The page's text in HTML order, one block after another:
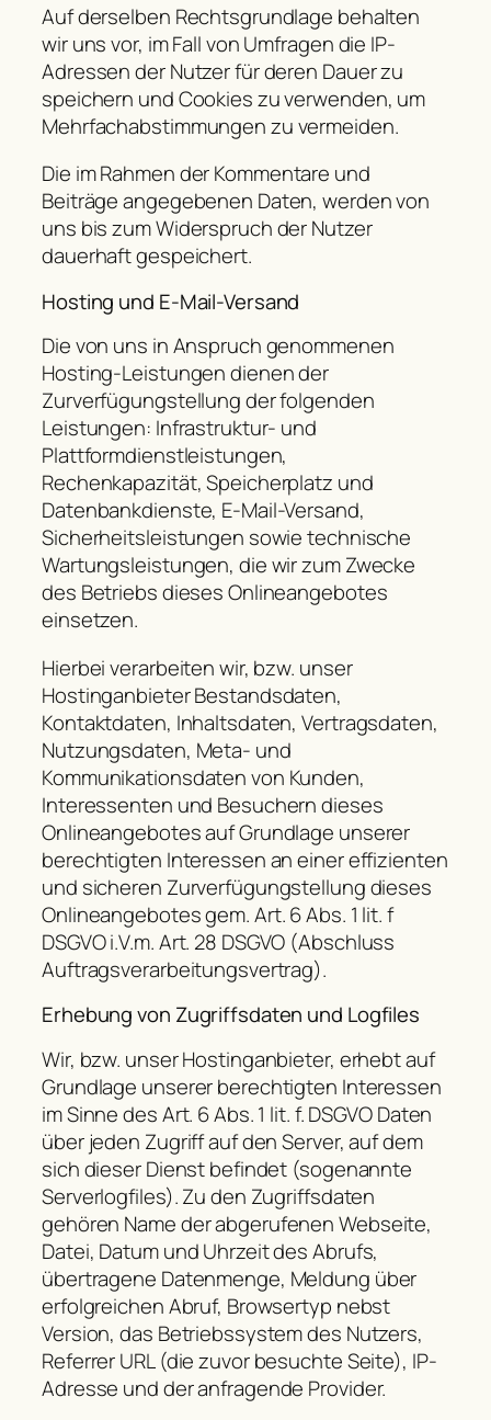
Auf derselben Rechtsgrundlage behalten
wir uns vor, im Fall von Umfragen die IP-
Adressen der Nutzer für deren Dauer zu
speichern und Cookies zu verwenden, um
Mehrfachabstimmungen zu vermeiden.
Die im Rahmen der Kommentare und
Beiträge angegebenen Daten, werden von
uns bis zum Widerspruch der Nutzer
dauerhaft gespeichert.
Hosting und E-Mail-Versand
Die von uns in Anspruch genommenen
Hosting-Leistungen dienen der
Zurverfügungstellung der folgenden
Leistungen: Infrastruktur- und
Plattformdienstleistungen,
Rechenkapazität, Speicherplatz und
Datenbankdienste, E-Mail-Versand,
Sicherheitsleistungen sowie technische
Wartungsleistungen, die wir zum Zwecke
des Betriebs dieses Onlineangebotes
einsetzen.
Hierbei verarbeiten wir, bzw. unser
Hostinganbieter Bestandsdaten,
Kontaktdaten, Inhaltsdaten, Vertragsdaten,
Nutzungsdaten, Meta- und
Kommunikationsdaten von Kunden,
Interessenten und Besuchern dieses
Onlineangebotes auf Grundlage unserer
berechtigten Interessen an einer effizienten
und sicheren Zurverfügungstellung dieses
Onlineangebotes gem. Art. 6 Abs. 1 lit. f
DSGVO i.V.m. Art. 28 DSGVO (Abschluss
Auftragsverarbeitungsvertrag).
Erhebung von Zugriffsdaten und Logfiles
Wir, bzw. unser Hostinganbieter, erhebt auf
Grundlage unserer berechtigten Interessen
im Sinne des Art. 6 Abs. 1 lit. f. DSGVO Daten
über jeden Zugriff auf den Server, auf dem
sich dieser Dienst befindet (sogenannte
Serverlogfiles). Zu den Zugriffsdaten
gehören Name der abgerufenen Webseite,
Datei, Datum und Uhrzeit des Abrufs,
übertragene Datenmenge, Meldung über
erfolgreichen Abruf, Browsertyp nebst
Version, das Betriebssystem des Nutzers,
Referrer URL (die zuvor besuchte Seite), IP-
Adresse und der anfragende Provider.